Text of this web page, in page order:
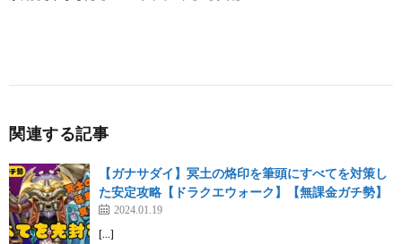
関連する記事
【ガナサダイ】冥土の烙印を筆頭にすべてを対策し
た安定攻略【ドラクエウォーク】【無課金ガチ勢】
2024.01.19
[…]